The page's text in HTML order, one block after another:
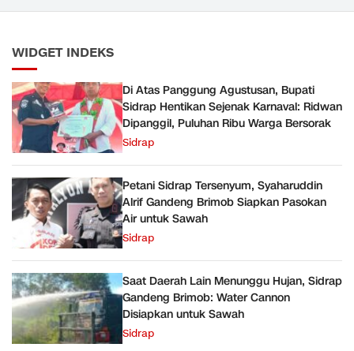
WIDGET INDEKS
Di Atas Panggung Agustusan, Bupati
Sidrap Hentikan Sejenak Karnaval: Ridwan
Dipanggil, Puluhan Ribu Warga Bersorak
Sidrap
Petani Sidrap Tersenyum, Syaharuddin
Alrif Gandeng Brimob Siapkan Pasokan
Air untuk Sawah
Sidrap
Saat Daerah Lain Menunggu Hujan, Sidrap
Gandeng Brimob: Water Cannon
Disiapkan untuk Sawah
Sidrap